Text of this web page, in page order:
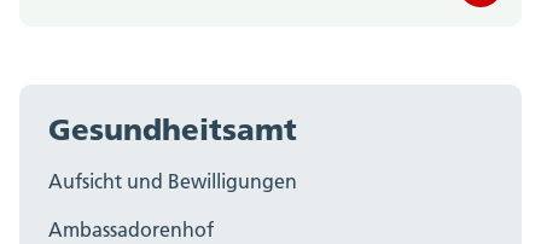
Gesundheitsamt
Aufsicht und Bewilligungen
Ambassadorenhof